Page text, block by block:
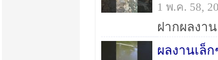
1 พ.ค. 58,
ฝากผลงา
ผลงานเล็